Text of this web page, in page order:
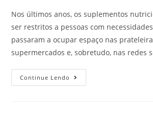
Nos últimos anos, os suplementos
ser restritos a pessoas com
passaram a ocupar espaço nas
supermercados e, sobretudo, nas redes
Continue Lendo